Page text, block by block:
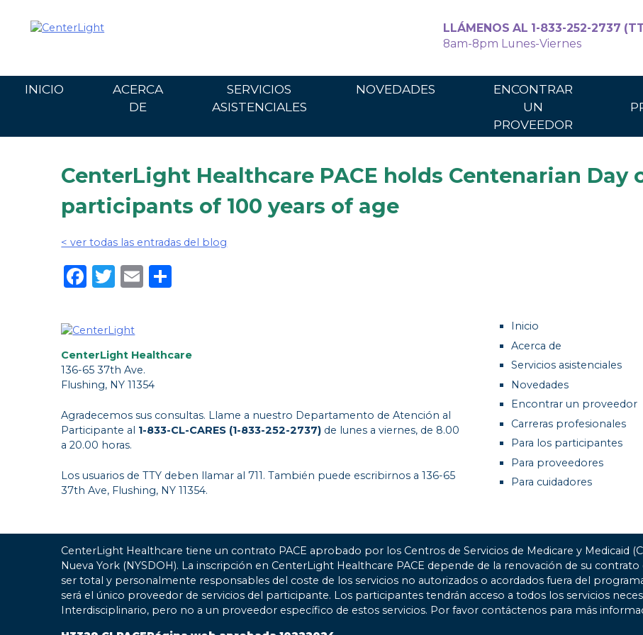
contenido
LLÁMENOS AL 1-833-252-2737
8am-8pm Lunes-Viernes
Para cuidadores Para los
INICIO
ACERCA
DE
SERVICIOS
ASISTENCIALES
NOVEDADES
ENCONTRAR
UN
PROVEEDOR
CenterLight Healthcare PACE holds Centenarian
participants of 100 years of age
< ver todas las entradas del blog
Facebook
Twitter
Email
CenterLight Healthcare
136-65 37th Ave.
Flushing, NY 11354
Agradecemos sus consultas. Llame a nuestro Departamento de Atención al
Participante al 1-833-CL-CARES (1-833-252-2737) de lunes a viernes, de 8.00
a 20.00 horas.
Los usuarios de TTY deben llamar al 711. También puede escribirnos a 136-65
37th Ave, Flushing, NY 11354.
Inicio
Acerca de
Servicios asistenciales
Novedades
Encontrar un proveedor
Carreras profesionales
Para los participantes
Para proveedores
Para cuidadores
CenterLight Healthcare tiene un contrato PACE aprobado por los Centros de Servicios de Medicare y Medicaid
Nueva York (NYSDOH). La inscripción en CenterLight Healthcare PACE depende de la renovación de su
ser total y personalmente responsables del coste de los servicios no autorizados o acordados fuera del
será el único proveedor de servicios del participante. Los participantes tendrán acceso a todos los servicios
Interdisciplinario, pero no a un proveedor específico de estos servicios. Por favor contáctenos para más